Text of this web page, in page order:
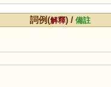
詞例(解釋) /備註